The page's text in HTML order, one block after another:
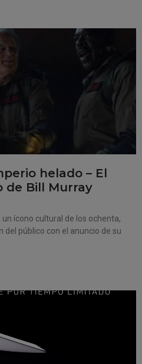
helado – El
de Bill Murray
un ícono cultural de los ochenta,
público con el anuncio de su